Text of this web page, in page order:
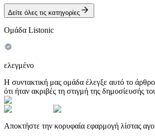
Δείτε όλες τις κατηγορίες
Ομάδα Listonic
ελεγμένο
Η συντακτική μας ομάδα έλεγξε αυτό το άρθρο
ότι ήταν ακριβές τη στιγμή της δημοσίευσής
Αποκτήστε την κορυφαία εφαρμογή λίστας